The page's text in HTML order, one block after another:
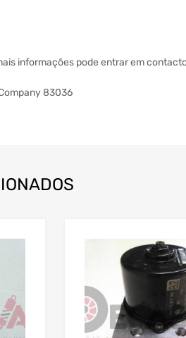
informações pode entrar em
83036